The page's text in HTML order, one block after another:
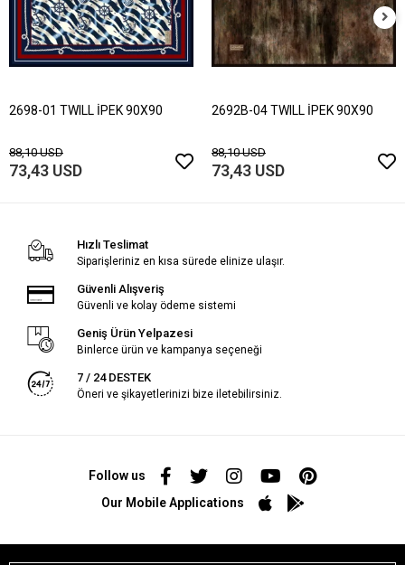
2698-01 TWILL İPEK 90X90
88,10 USD
73,43 USD
2692B-04 TWILL İPEK 90X90
88,10 USD
73,43 USD
Hızlı Teslimat
Siparişleriniz en kısa sürede elinize ulaşır.
Güvenli Alışveriş
Güvenli ve kolay ödeme sistemi
Geniş Ürün Yelpazesi
Binlerce ürün ve kampanya seçeneği
7 / 24 DESTEK
Öneri ve şikayetlerinizi bize iletebilirsiniz.
Follow us
Our Mobile Applications